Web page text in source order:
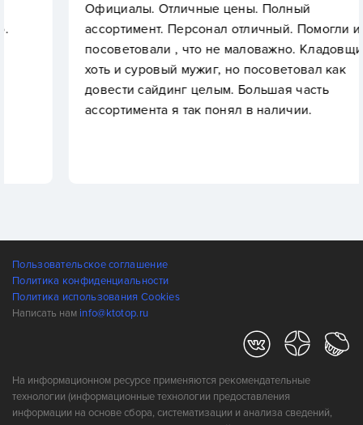
Официалы. Отличные цены. Полный
ассортимент. Персонал отличный. Помогли и
посоветовали , что не маловажно. Кладовщик
хоть и суровый мужиг, но посоветовал как
довести сайдинг целым. Большая часть
ассортимента я так понял в наличии.
Пользовательское соглашение
Политика конфиденциальности
Политика использования Cookies
Написать нам info@ktotop.ru
На информационном ресурсе применяются рекомендательные
технологии (информационные технологии предоставления
информации на основе сбора, систематизации и анализа сведений,